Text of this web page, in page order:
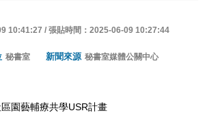
10:41:27 / 張貼時間：2025-06-09 10:27:44
秘書室 新聞來源 秘書室媒體公關中心
園藝輔療共學USR計畫